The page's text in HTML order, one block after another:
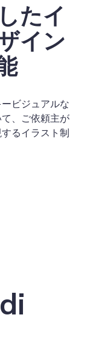
たイ
イン
ビジュアルな
、ご依頼主が
るイラスト制